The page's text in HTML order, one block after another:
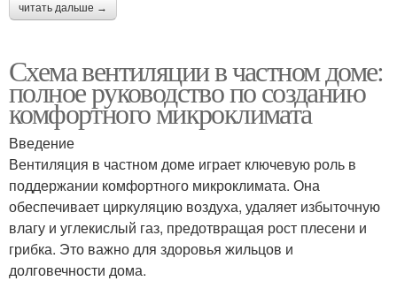
читать дальше →
Схема вентиляции в частном доме:
полное руководство по созданию
комфортного микроклимата
Введение
Вентиляция в частном доме играет ключевую роль в
поддержании комфортного микроклимата. Она
обеспечивает циркуляцию воздуха, удаляет избыточную
влагу и углекислый газ, предотвращая рост плесени и
грибка. Это важно для здоровья жильцов и
долговечности дома.